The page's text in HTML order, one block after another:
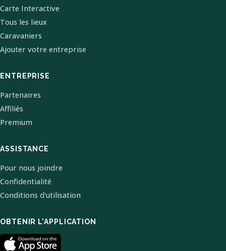
Carte Interactive
Tous les lieux
Caravaniers
Ajouter votre entreprise
ENTREPRISE
Partenaires
Affiliés
Premium
ASSISTANCE
Pour nous joindre
Confidentialité
Conditions d'utilisation
OBTENIR L'APPLICATION